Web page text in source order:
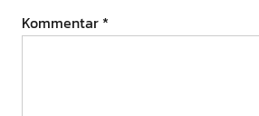
Kommentar *